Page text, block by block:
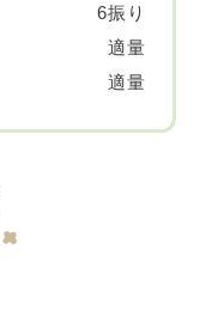
6振り
適量
適量